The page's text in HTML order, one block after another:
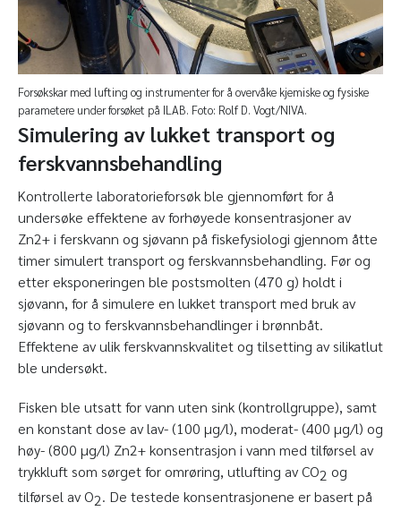
Forsøkskar med lufting og instrumenter for å overvåke kjemiske og fysiske
parametere under forsøket på ILAB. Foto: Rolf D. Vogt/NIVA.
Simulering av lukket transport og
ferskvannsbehandling
Kontrollerte laboratorieforsøk ble gjennomført for å
undersøke effektene av forhøyede konsentrasjoner av
Zn2+i ferskvann og sjøvann på fiskefysiologi gjennom åtte
timer simulert transport og ferskvannsbehandling. Før og
etter eksponeringen ble postsmolten (470 g) holdt i
sjøvann, for å simulere en lukket transport med bruk av
sjøvann og to ferskvannsbehandlinger i brønnbåt.
Effektene av ulik ferskvannskvalitet og tilsetting av silikatlut
ble undersøkt.
Fisken ble utsatt for vann uten sink (kontrollgruppe), samt
en konstant dose av lav- (100 µg/l), moderat- (400 µg/l) og
høy- (800 µg/l) Zn2+konsentrasjon i vann med tilførsel av
trykkluft som sørget for omrøring, utlufting av CO2 og
tilførsel av O2. De testede konsentrasjonene er basert på